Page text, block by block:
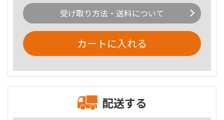
受け取り方法・送料について
カートに入れる
配送する